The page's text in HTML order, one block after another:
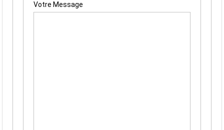
Votre Message